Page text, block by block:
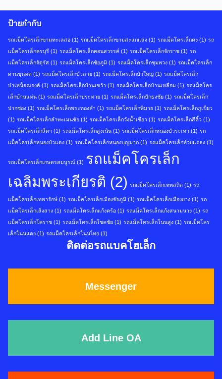
ป้ายกำกับ
รถแม็คโครเล็กขามทะเลสอ (1) รถแม็คโครเล็กขามสะแกแสง (1) รถแม็คโครเล็กคง (1) รถ
แม็คโครเล็กครบุรี (1) รถแม็คโครเล็กคอนสวรรค์ (1) รถแม็คโครเล็กจักราช (1) รถ
แม็คโครเล็กจัตุรัส (1) รถแม็คโครเล็กชัยภูมิ (1) รถแม็คโครเล็กชุมพวง (1) รถแม็คโครเล็ก
ด่านขุนทด (1) รถแม็คโครเล็กบัวลาย (1) รถแม็คโครเล็กบัวใหญ่ (1) รถแม็คโครเล็ก
บำเหน็จณรงค์ (1) รถแม็คโครเล็กบ้านเขว้า (1) รถแม็คโครเล็กบ้านเหลื่อม (1) รถแม็คโคร
เล็กบ้านแท่น (1) รถแม็คโครเล็กประทาย (1) รถแม็คโครเล็กปักธงชัย (1) รถแม็คโครเล็ก
ปากช่อง (1) รถแม็คโครเล็กพระทองคำ (1) รถแม็คโครเล็กพิมาย (1) รถแม็คโครเล็กภูเขียว
(1) รถแม็คโครเล็กลำทะเมนชัย (1) รถแม็คโครเล็กวังน้ำเขียว (1) รถแม็คโครเล็กสีคิ้ว (1)
รถแม็คโครเล็กสีดา (1) รถแม็คโครเล็กสูงเนิน (1) รถแม็คโครเล็กหนองบัวระเหว (1) รถ
แม็คโครเล็กหนองบัวแดง (1) รถแม็คโครเล็กหนองบุญมาก (1) รถแม็คโครเล็กห้วยแถลง (1)
รถแม็คโครเล็กเกษตรสมบูรณ์ (1) รถแม็คโครเล็ก
เฉลิมพระเกียรติ (2) รถแม็คโครเล็กเทพสถิต (1) รถ
แม็คโครเล็กเทพารักษ์ (1) รถแม็คโครเล็กเมืองชัยภูมิ (1) รถแม็คโครเล็กเมืองยาง (1) รถ
แม็คโครเล็กเสิงสาง (1) รถแม็คโครเล็กแก้งคร้อ (1) รถแม็คโครเล็กแก้งสนามนาง (1) รถ
แม็คโครเล็กโคราช (1) รถแม็คโครเล็กโชคชัย (1) รถแม็คโครเล็กโนนสูง (1) รถแม็คโคร
เล็กโนนแดง (1) รถแม็คโครเล็กโนนไทย (1)
ติดต่อรถแบคโฮเล็ก
Messenger
Add Line OA